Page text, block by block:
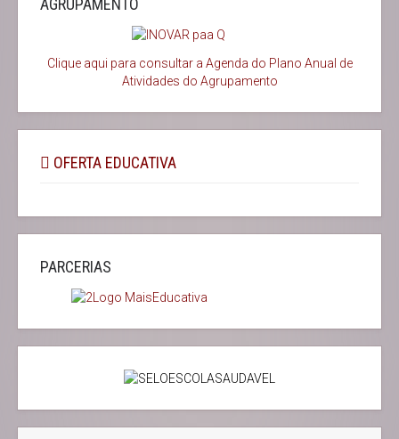
Clique aqui para consultar a Agenda do Plano Anual de
Atividades do Agrupamento
OFERTA EDUCATIVA
PARCERIAS